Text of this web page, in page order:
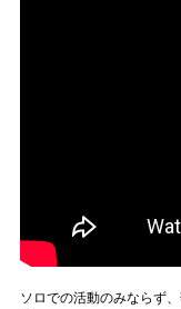
ソロでの活動のみならず